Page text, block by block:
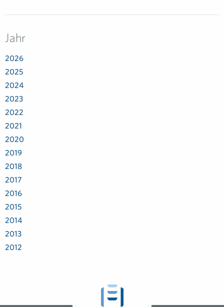
Jahr
2026
2025
2024
2023
2022
2021
2020
2019
2018
2017
2016
2015
2014
2013
2012